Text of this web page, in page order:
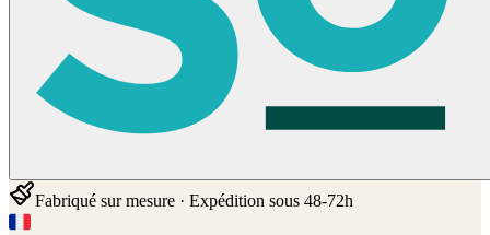
Fabriqué sur mesure · Expédition sous 48-72h